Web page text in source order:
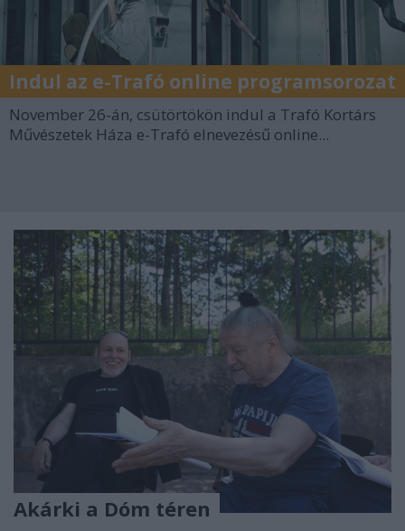
Indul az e-Trafó online programsorozat
November 26-án, csütörtökön indul a Trafó Kortárs
Művészetek Háza e-Trafó elnevezésű online...
Akárki a Dóm téren